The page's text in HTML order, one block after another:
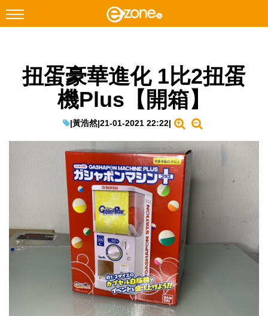
Facebook Instagram
遊戲動漫
生成式AI與雲端應用
Enterprise Digital Transformation
扭蛋豪華進化 1比2扭蛋
機Plus【開箱】
|黃浩然|21-01-2021 22:22|